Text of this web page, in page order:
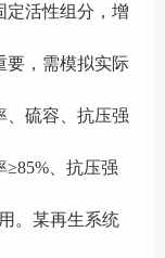
定活性组分，增
要，需模拟实际
、硫容、抗压强
、抗压强
。某再生系统